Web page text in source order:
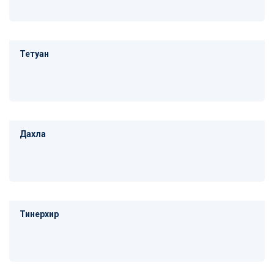
Тетуан
Дахла
Тинерхир